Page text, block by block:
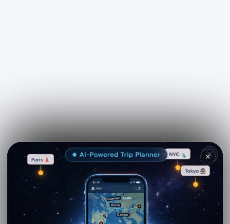
See more on Viator.com
Explore nearby · Mazara del Vallo
✕